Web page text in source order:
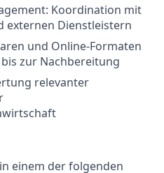
Koordination mit
externen Dienstleistern
und Online-Formaten
zur Nachbereitung
relevanter
einem der folgenden